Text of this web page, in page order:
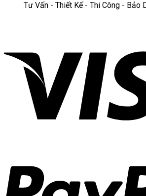
Tư Vấn - Thiết Kế - Thi Công - Bảo